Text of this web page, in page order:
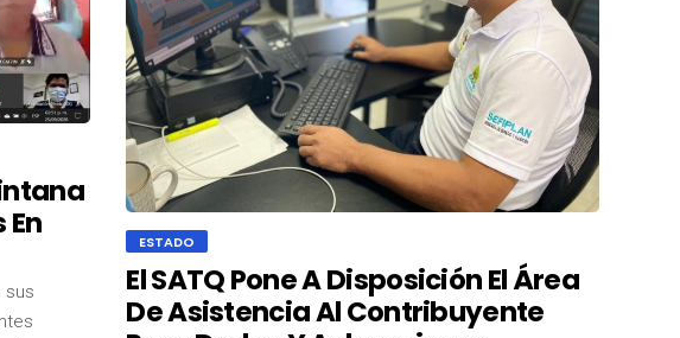
sus
ESTADO
El SATQ Pone A Disposición El Área
De Asistencia Al Contribuyente